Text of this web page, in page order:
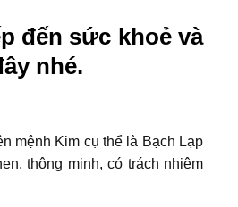
đến sức khoẻ và
nhé.
mệnh Kim cụ thể là Bạch Lạp
thông minh, có trách nhiệm